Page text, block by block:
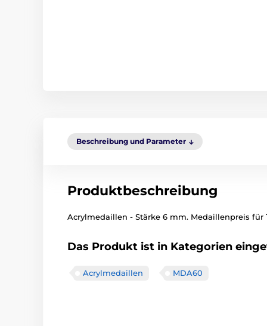
Beschreibung und Parameter
Produktbeschreibung
Acrylmedaillen - Stärke 6 mm. Medaillenpreis für
Das Produkt ist in Kategorien
Acrylmedaillen MDA60